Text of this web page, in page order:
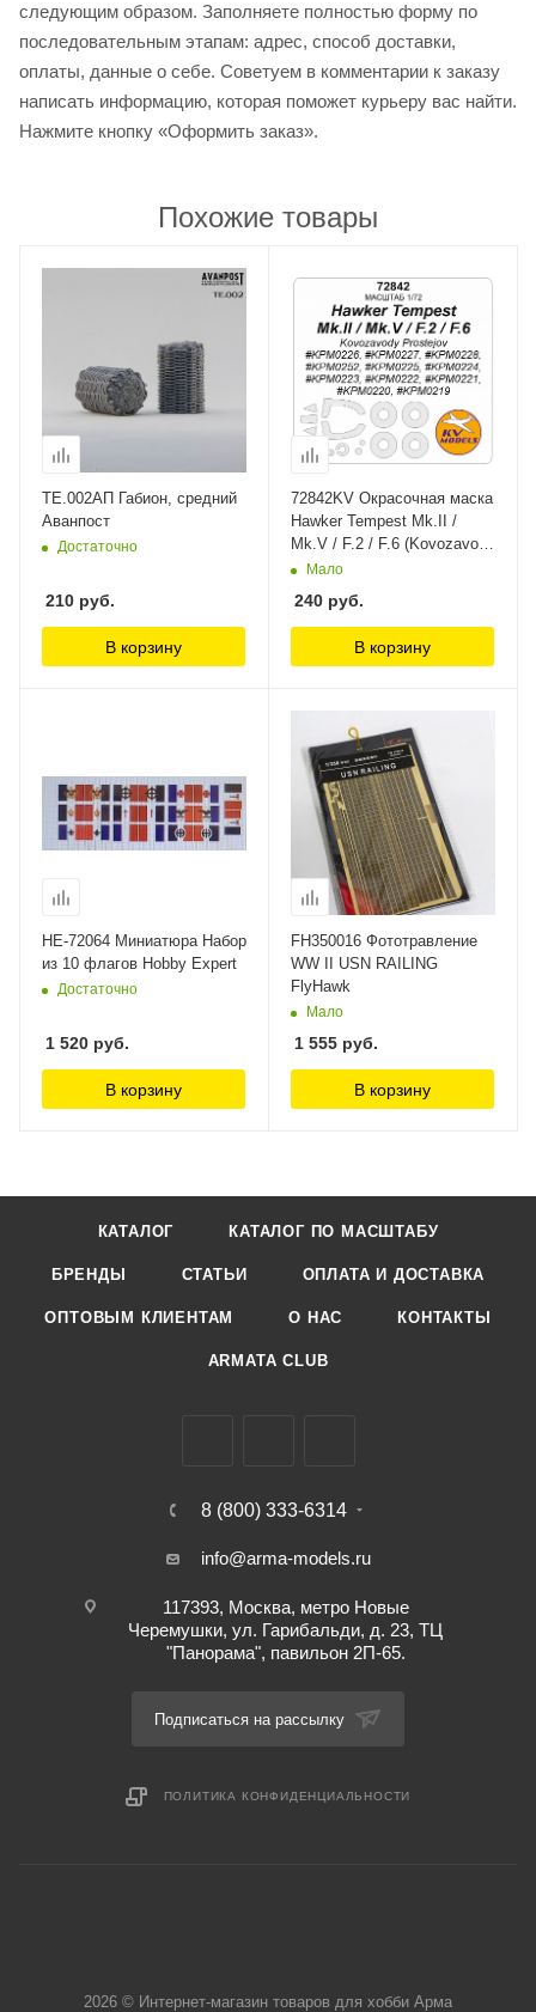
следующим образом. Заполняете полностью форму по
последовательным этапам: адрес, способ доставки,
оплаты, данные о себе. Советуем в комментарии к заказу
написать информацию, которая поможет курьеру вас найти.
Нажмите кнопку «Оформить заказ».
Похожие товары
TE.002АП Габион, средний
Аванпост
Достаточно
210 руб.
В корзину
72842KV Окрасочная маска
Hawker Tempest Mk.II /
Mk.V / F.2 / F.6 (Kovozavody
Prostejov #KPM0226,
#KPM0252, #KPM0225,
#KPM0224, #KPM0223,
#KPM0222, #KPM0221,
KV Models
Мало
240 руб.
В корзину
HE-72064 Миниатюра Набор
из 10 флагов Hobby Expert
Достаточно
1 520 руб.
В корзину
FH350016 Фототравление
WW II USN RAILING
FlyHawk
Мало
1 555 руб.
В корзину
КАТАЛОГ КАТАЛОГ ПО МАСШТАБУ
БРЕНДЫ СТАТЬИ ОПЛАТА И ДОСТАВКА
ОПТОВЫМ КЛИЕНТАМ О НАС КОНТАКТЫ
ARMATA CLUB
8 (800) 333-6314
info@arma-models.ru
117393, Москва, метро Новые
Черемушки, ул. Гарибальди, д. 23, ТЦ
"Панорама", павильон 2П-65.
Подписаться на рассылку
ПОЛИТИКА КОНФИДЕНЦИАЛЬНОСТИ
2026 © Интернет-магазин товаров для хобби Арма